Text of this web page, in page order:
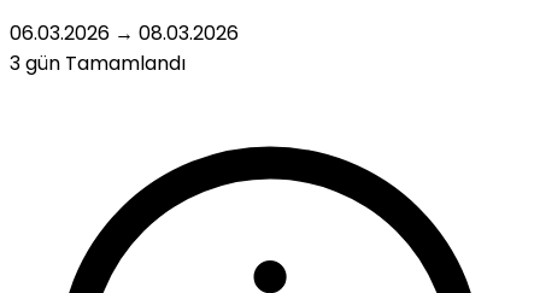
06.03.2026 → 08.03.2026
3 gün Tamamlandı